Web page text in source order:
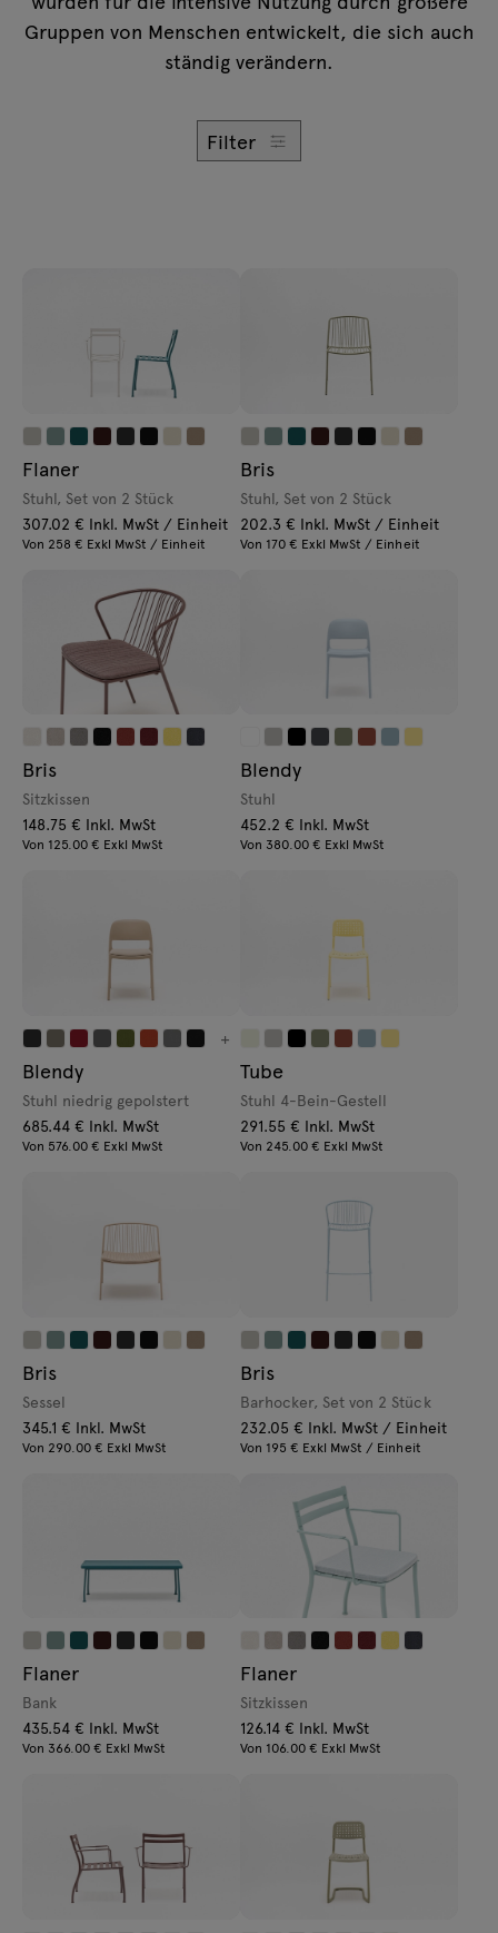
Beleuchtung
Anfragen
Angebot
Gruppen von Menschen entwickelt, die sich auch
ständig verändern.
Filter
Flaner
Stuhl, Set von 2 Stück
307.02 € Inkl. MwSt / Einheit
Von 258 € Exkl MwSt / Einheit
Bris
Stuhl, Set von 2 Stück
202.3 € Inkl. MwSt / Einheit
Von 170 € Exkl MwSt / Einheit
Bris
Sitzkissen
148.75 € Inkl. MwSt
Von 125.00 € Exkl MwSt
Blendy
Stuhl
452.2 € Inkl. MwSt
Von 380.00 € Exkl MwSt
+
Blendy
Stuhl niedrig gepolstert
685.44 € Inkl. MwSt
Von 576.00 € Exkl MwSt
Tube
Stuhl 4-Bein-Gestell
291.55 € Inkl. MwSt
Von 245.00 € Exkl MwSt
Bris
Sessel
345.1 € Inkl. MwSt
Von 290.00 € Exkl MwSt
Bris
Barhocker, Set von 2 Stück
232.05 € Inkl. MwSt / Einheit
Von 195 € Exkl MwSt / Einheit
Flaner
Bank
435.54 € Inkl. MwSt
Von 366.00 € Exkl MwSt
Flaner
Sitzkissen
126.14 € Inkl. MwSt
Von 106.00 € Exkl MwSt